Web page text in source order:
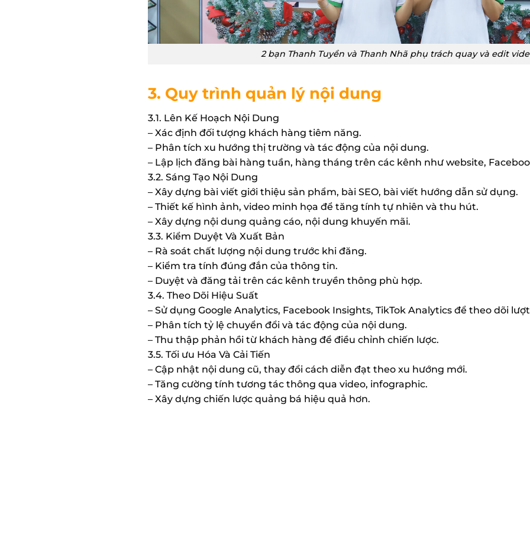
2 bạn Thanh Tuyền và Thanh Nhã phụ trách quay và edit
3. Quy trình quản lý nội dung
3.1. Lên Kế Hoạch Nội Dung
– Xác định đối tượng khách hàng tiêm năng.
– Phân tích xu hướng thị trường và tác động của nội dung.
– Lập lịch đăng bài hàng tuần, hàng tháng trên các kênh như website,
3.2. Sáng Tạo Nội Dung
– Xây dựng bài viết giới thiệu sản phẩm, bài SEO, bài viết hướng dẫn sử dụng.
– Thiết kế hình ảnh, video minh họa để tăng tính tự nhiên và thu hút.
– Xây dựng nội dung quảng cáo, nội dung khuyến mãi.
3.3. Kiểm Duyệt Và Xuất Bản
– Rà soát chất lượng nội dung trước khi đăng.
– Kiểm tra tính đúng đắn của thông tin.
– Duyệt và đăng tải trên các kênh truyền thông phù hợp.
3.4. Theo Dõi Hiệu Suất
– Sử dụng Google Analytics, Facebook Insights, TikTok Analytics để theo dõi
– Phân tích tỷ lệ chuyển đổi và tác động của nội dung.
– Thu thập phản hồi từ khách hàng để điều chỉnh chiến lược.
3.5. Tối ưu Hóa Và Cải Tiến
– Cập nhật nội dung cũ, thay đổi cách diễn đạt theo xu hướng mới.
– Tăng cường tính tương tác thông qua video, infographic.
– Xây dựng chiến lược quảng bá hiệu quả hơn.